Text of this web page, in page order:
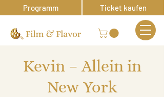
Programm Ticket kaufen
Kevin – Allein in
New York